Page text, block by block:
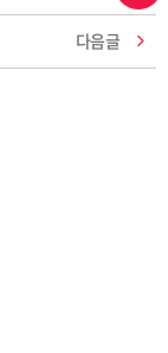
다음글